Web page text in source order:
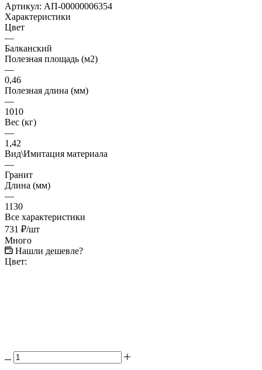
Артикул: АП-00000006354
Характеристики
Цвет
—
Балканский
Полезная площадь (м2)
—
0,46
Полезная длина (мм)
—
1010
Вес (кг)
—
1,42
Вид\Имитация материала
—
Гранит
Длина (мм)
—
1130
Все характеристики
731 ₽/шт
Много
Нашли дешевле?
Цвет: